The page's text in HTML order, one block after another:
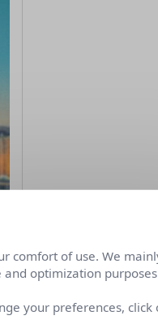
comfort of use. We
optimization
your preferences, click